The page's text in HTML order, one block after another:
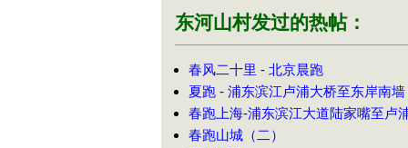
东河山村发过的热帖：
春风二十里 - 北京晨跑
夏跑 - 浦东滨江卢浦大桥至东岸南墙
春跑上海-浦东滨江大道陆家嘴至卢
春跑山城（二）